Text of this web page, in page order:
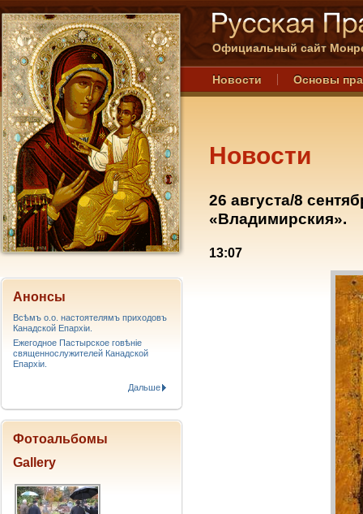
Официальный сайт
Новости Основы
Новости
26 августа/8
«Владимирския».
13:07
Анонсы
Всѣмъ о.о. настоятелямъ приходовъ
Канадской Епархiи.
Ежегодное Пастырское говѣніе
священнослужителей Канадской
Епархіи.
Дальше
Фотоальбомы
Gallery